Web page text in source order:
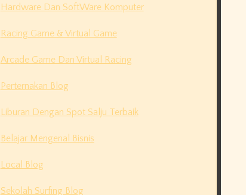
Hardware Dan SoftWare Komputer
Racing Game & Virtual Game
Arcade Game Dan Virtual Racing
Perternakan Blog
Liburan Dengan Spot Salju Terbaik
Belajar Mengenal Bisnis
Local Blog
Sekolah Surfing Blog